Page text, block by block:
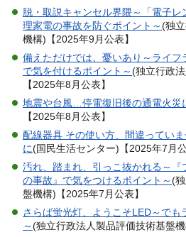
脱・取説キャンセル界隈～「電子
理家電の事故を防ぐポイント～(独
機構)【2025年9月公表】
備えただけでは、憂いあり～ライ
で気を付けるポイント～(独立行政
【2025年8月公表】
地震や台風…停電復旧後の通電火災
【2025年8月公表】
配線器具 その使い方、間違ってい
に(国民生活センター)【2025年7月公
汚れ、踏まれ、引っこ抜かれる～『
の事故』で気をつけるポイント～(
盤機構)【2025年7月公表】
さらば蛍光灯、ようこそLED～でも
～(独立行政法人製品評価技術基盤